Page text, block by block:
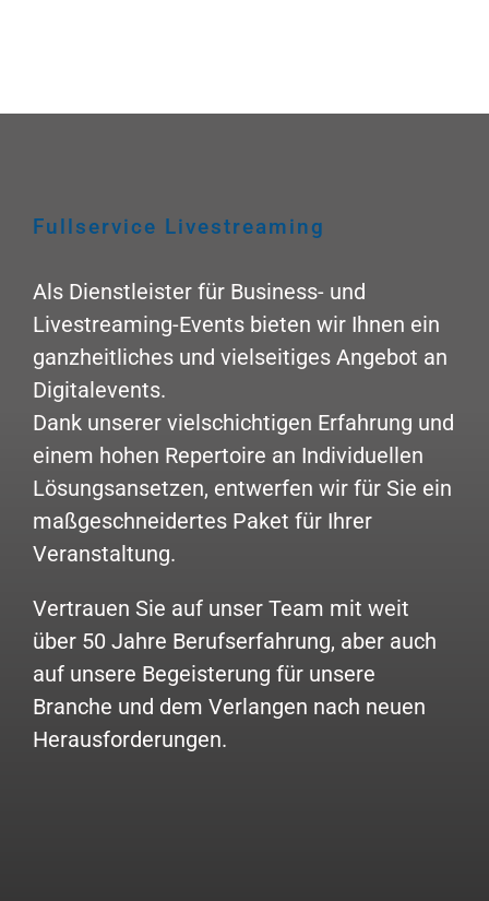
Fullservice Livestreaming
Als Dienstleister für Business- und
Livestreaming-Events bieten wir Ihnen ein
ganzheitliches und vielseitiges Angebot an
Digitalevents.
Dank unserer vielschichtigen Erfahrung und
einem hohen Repertoire an Individuellen
Lösungsansetzen, entwerfen wir für Sie ein
maßgeschneidertes Paket für Ihrer
Veranstaltung.
Vertrauen Sie auf unser Team mit weit
über 50 Jahre Berufserfahrung, aber auch
auf unsere Begeisterung für unsere
Branche und dem Verlangen nach neuen
Herausforderungen.